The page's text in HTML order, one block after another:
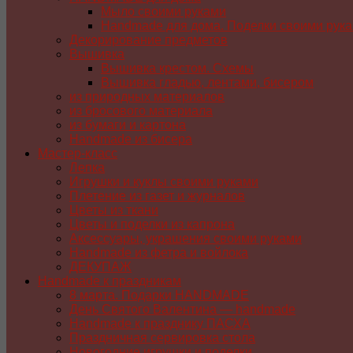
Мыло своими руками
Handmade для дома. Поделки своими
Декорирование предметов
Вышивка
Вышивка крестом. Схемы
Вышивка гладью, лентами, бисером
из природных материалов
из бросового материала
из бумаги и картона
Handmade из бисера
Мастер-класс
Лепка
Игрушки и куклы своими руками
Плетение из газет и журналов
Цветы из ткани
Цветы и поделки из капрона
Аксессуары, украшения своими руками
Handmade из фетра и войлока
ДЕКУПАЖ
Handmade к праздникам
8 марта. Подарки HANDMADE
День Святого Валентина — handmade
Handmade к празднику ПАСХA
Праздничная сервировка стола